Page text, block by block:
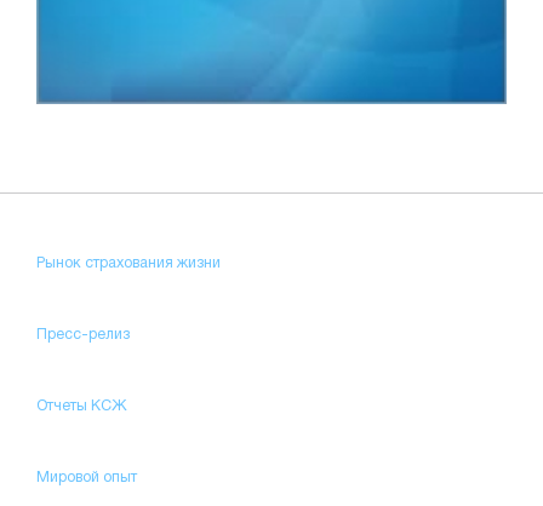
Рынок страхования жизни
Пресс-релиз
Отчеты КСЖ
Мировой опыт